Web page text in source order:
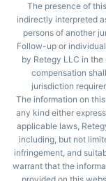
The presence of
indirectly interpreted
persons of another
Follow-up or
by Retegy LLC in
compensation
jurisdiction
The information on
any kind either
applicable laws,
including, but not
infringement, and
warrant that the